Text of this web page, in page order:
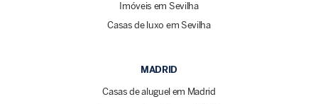
Imóveis em Sevilha
Casas de luxo em Sevilha
MADRID
Casas de aluguel em Madrid